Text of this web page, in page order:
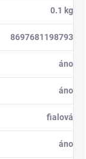
0.1 kg
8697681198793
áno
áno
fialová
áno